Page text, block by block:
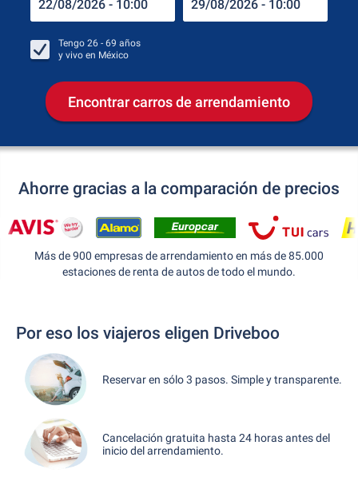
Tengo 26 - 69 años
y vivo en México
Encontrar carros de arrendamiento
Ahorre gracias a la comparación de precios
Más de 900 empresas de arrendamiento en más de 85.000
estaciones de renta de autos de todo el mundo.
Por eso los viajeros eligen Driveboo
Reservar en sólo 3 pasos. Simple y transparente.
Cancelación gratuita hasta 24 horas antes del
inicio del arrendamiento.